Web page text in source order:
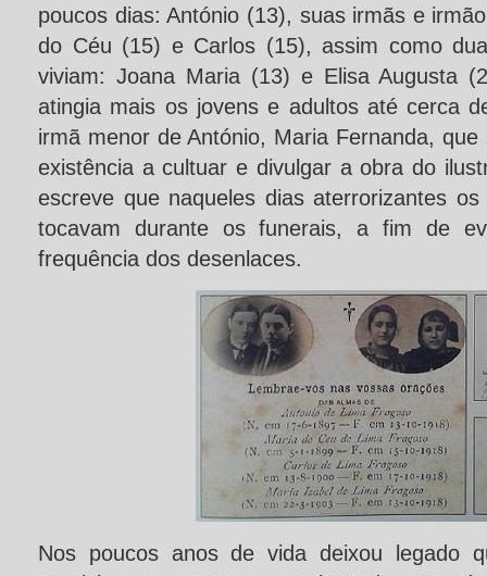
poucos dias: António (13), suas irmãs e
do Céu (15) e Carlos (15), assim como
viviam: Joana Maria (13) e Elisa Augusta
atingia mais os jovens e adultos até cerca
irmã menor de António, Maria Fernanda,
existência a cultuar e divulgar a obra do
escreve que naqueles dias aterrorizantes
tocavam durante os funerais, a fim de
frequência dos desenlaces.
Nos poucos anos de vida deixou legado